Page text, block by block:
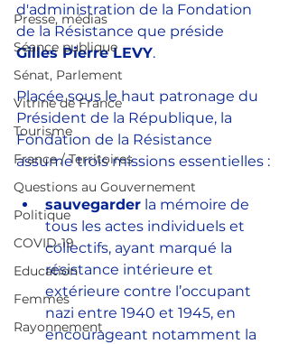
Presse, médias
Séance publique
Sénat, Parlement
Vitrine de France
Tourisme
France / Territoires
Questions au Gouvernement
Politique
COVID-19
Education
Femmes
Rayonnement
d'administration de la Fondation
de la Résistance que préside
Gilles Pierre LEVY.
Placée sous le haut patronage du
Président de la République, la
Fondation de la Résistance
assume trois missions essentielles :
sauvegarder la mémoire de
tous les actes individuels et
collectifs, ayant marqué la
résistance intérieure et
extérieure contre l’occupant
nazi entre 1940 et 1945, en
encourageant notamment la